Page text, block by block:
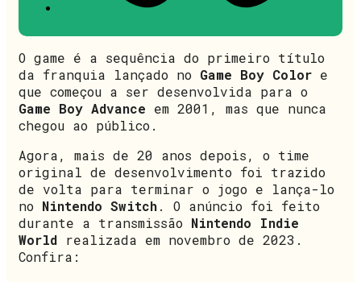
O game é a sequência do primeiro título
da franquia lançado no Game Boy Color e
que começou a ser desenvolvida para o
Game Boy Advance em 2001, mas que nunca
chegou ao público.
Agora, mais de 20 anos depois, o time
original de desenvolvimento foi trazido
de volta para terminar o jogo e lança-lo
no Nintendo Switch. O anúncio foi feito
durante a transmissão Nintendo Indie
World realizada em novembro de 2023.
Confira: